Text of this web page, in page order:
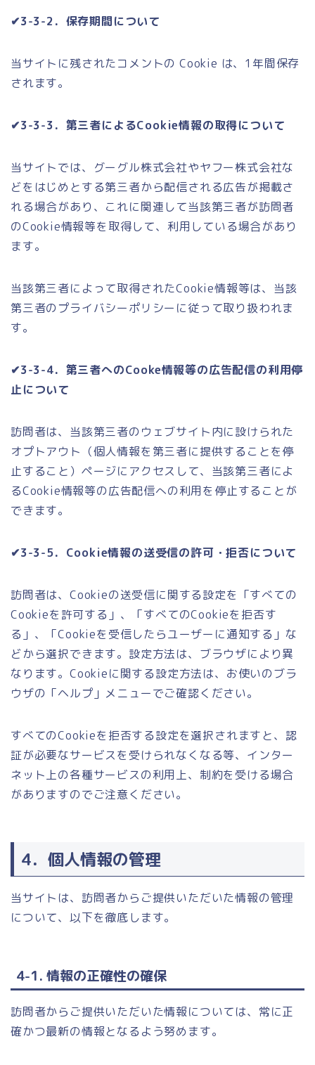
✔3-3-2．保存期間について
当サイトに残されたコメントの Cookie は、1年間保存
されます。
✔3-3-3．第三者によるCookie情報の取得について
当サイトでは、グーグル株式会社やヤフー株式会社な
どをはじめとする第三者から配信される広告が掲載さ
れる場合があり、これに関連して当該第三者が訪問者
のCookie情報等を取得して、利用している場合があり
ます。
当該第三者によって取得されたCookie情報等は、当該
第三者のプライバシーポリシーに従って取り扱われま
す。
✔3-3-4．第三者へのCooke情報等の広告配信の利用停
止について
訪問者は、当該第三者のウェブサイト内に設けられた
オプトアウト（個人情報を第三者に提供することを停
止すること）ページにアクセスして、当該第三者によ
るCookie情報等の広告配信への利用を停止することが
できます。
✔3-3-5．Cookie情報の送受信の許可・拒否について
訪問者は、Cookieの送受信に関する設定を「すべての
Cookieを許可する」、「すべてのCookieを拒否す
る」、「Cookieを受信したらユーザーに通知する」な
どから選択できます。設定方法は、ブラウザにより異
なります。Cookieに関する設定方法は、お使いのブラ
ウザの「ヘルプ」メニューでご確認ください。
すべてのCookieを拒否する設定を選択されますと、認
証が必要なサービスを受けられなくなる等、インター
ネット上の各種サービスの利用上、制約を受ける場合
がありますのでご注意ください。
4．個人情報の管理
当サイトは、訪問者からご提供いただいた情報の管理
について、以下を徹底します。
4-1. 情報の正確性の確保
訪問者からご提供いただいた情報については、常に正
確かつ最新の情報となるよう努めます。